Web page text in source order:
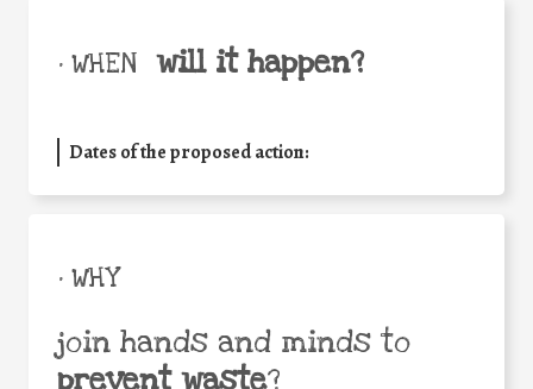
• WHEN will it happen?
Dates of the proposed action:
• WHY
join hands and minds to
prevent waste?